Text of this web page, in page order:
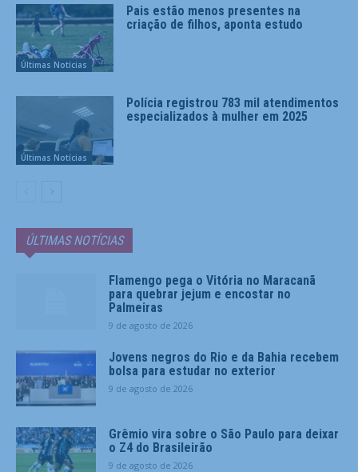
Últimas Notícias
Pais estão menos presentes na
criação de filhos, aponta estudo
Últimas Notícias
Polícia registrou 783 mil atendimentos
especializados à mulher em 2025
ÚLTIMAS NOTÍCIAS
Flamengo pega o Vitória no Maracanã
para quebrar jejum e encostar no
Palmeiras
9 de agosto de 2026
Jovens negros do Rio e da Bahia recebem
bolsa para estudar no exterior
9 de agosto de 2026
Grêmio vira sobre o São Paulo para deixar
o Z4 do Brasileirão
9 de agosto de 2026